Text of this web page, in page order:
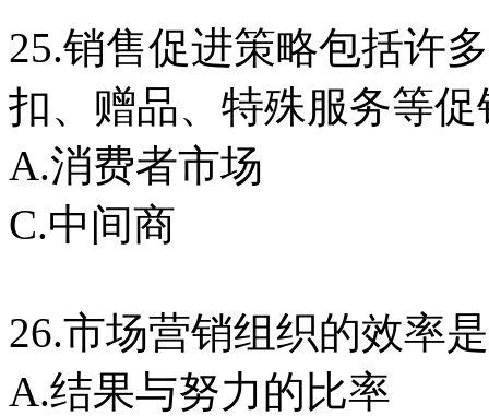
25.销售促进策略包括许
扣、赠品、特殊服务等
A.消费者市场
C.中间商 D.
26.市场营销组织的效
A.结果与努力的比